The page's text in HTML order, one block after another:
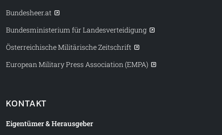
Bundesheer.at
Bundesministerium für Landesverteidigung
Österreichische Militärische Zeitschrift
European Military Press Association (EMPA)
KONTAKT
Eigentümer & Herausgeber